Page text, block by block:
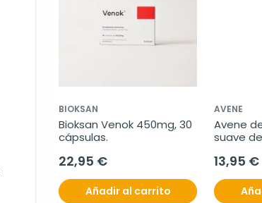
BIOKSAN
Bioksan Venok 450mg, 30
cápsulas.
22,95 €
Añadir al carrito
AVENE
Avene
suave
13,95 €